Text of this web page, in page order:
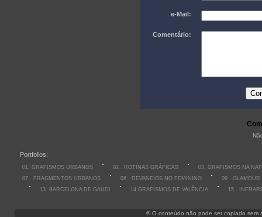
e-Mail:
Comentário:
Portfolios:
01. GRAFISMOS URBANOS 02 . ROTINAS GRÁFICAS
03. GRAFISMOS NA
07 . FRAGMENTOS URBANOS
08 . DEVANEIOS NO FEMININO
09 . GLAMOUR
13. BARCELONA DE GAUDI
14.GRAFISMOS DE VALÊNCIA 15 .
© O conteúdo não pode ser copiado sem